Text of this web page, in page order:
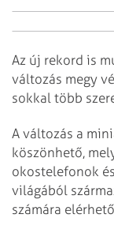
Az új rekord is
változás megy
sokkal több
A változás a
köszönhető,
okostelefonok
világából
számára